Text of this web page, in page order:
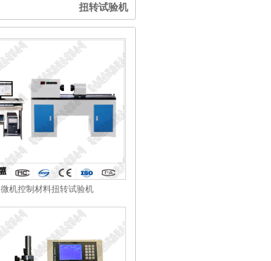
扭转试验机
微机控制材料扭转试验机